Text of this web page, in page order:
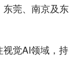
莞、南京及东
觉AI领域，持